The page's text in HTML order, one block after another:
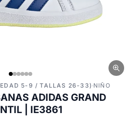
5-9 / TALLAS 26-33)·NIÑO
ADIDAS GRAND
| IE3861